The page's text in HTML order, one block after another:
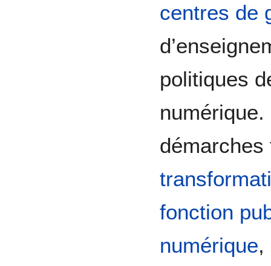
centres de
politiques
fonction
numérique,